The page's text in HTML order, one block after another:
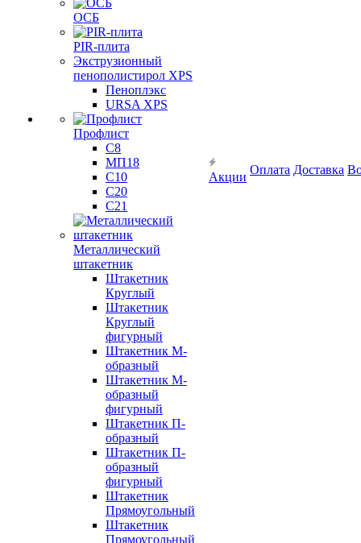
ОСБ
PIR-плита
Экструзионный
пенополистирол XPS
Пеноплэкс
URSA XPS
Профлист
С8
МП18
С10
С20
С21
Металлический
штакетник
Штакетник
Круглый
Штакетник
Круглый
фигурный
Штакетник М-
образный
Штакетник М-
образный
фигурный
Штакетник П-
образный
Штакетник П-
образный
фигурный
Штакетник
Прямоугольный
Штакетник
Прямоугольный
Акции
Оплата Доставка